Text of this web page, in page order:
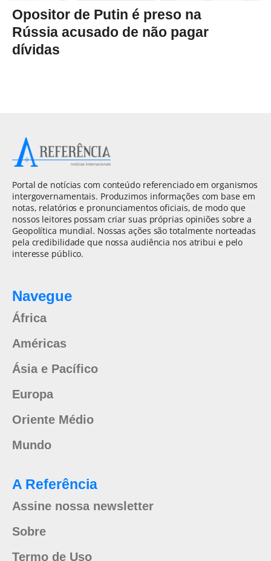
Opositor de Putin é preso na
Rússia acusado de não pagar
dívidas
Portal de notícias com conteúdo referenciado em organismos
intergovernamentais. Produzimos informações com base em
notas, relatórios e pronunciamentos oficiais, de modo que
nossos leitores possam criar suas próprias opiniões sobre a
Geopolítica mundial. Nossas ações são totalmente norteadas
pela credibilidade que nossa audiência nos atribui e pelo
interesse público.
Navegue
África
Américas
Ásia e Pacífico
Europa
Oriente Médio
Mundo
A Referência
Assine nossa newsletter
Sobre
Termo de Uso